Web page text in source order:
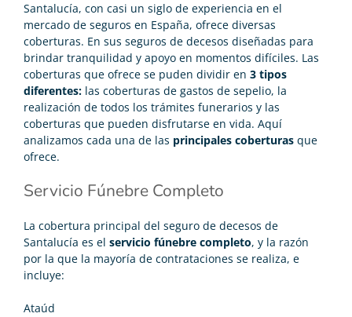
Santalucía, con casi un siglo de experiencia en el
mercado de seguros en España, ofrece diversas
coberturas. En sus seguros de decesos diseñadas para
brindar tranquilidad y apoyo en momentos difíciles. Las
coberturas que ofrece se puden dividir en 3 tipos
diferentes: las coberturas de gastos de sepelio, la
realización de todos los trámites funerarios y las
coberturas que pueden disfrutarse en vida. Aquí
analizamos cada una de las principales coberturas que
ofrece.
Servicio Fúnebre Completo
La cobertura principal del seguro de decesos de
Santalucía es el servicio fúnebre completo, y la razón
por la que la mayoría de contrataciones se realiza, e
incluye:
Ataúd